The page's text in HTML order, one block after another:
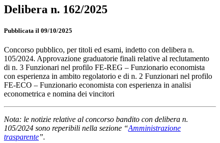
Delibera n. 162/2025
Pubblicata il 09/10/2025
Concorso pubblico, per titoli ed esami, indetto con delibera n.
105/2024. Approvazione graduatorie finali relative al reclutamento
di n. 3 Funzionari nel profilo FE-REG – Funzionario economista
con esperienza in ambito regolatorio e di n. 2 Funzionari nel profilo
FE-ECO – Funzionario economista con esperienza in analisi
econometrica e nomina dei vincitori
Nota: le notizie relative al concorso bandito con delibera n.
105/2024 sono reperibili nella sezione “Amministrazione
trasparente”.